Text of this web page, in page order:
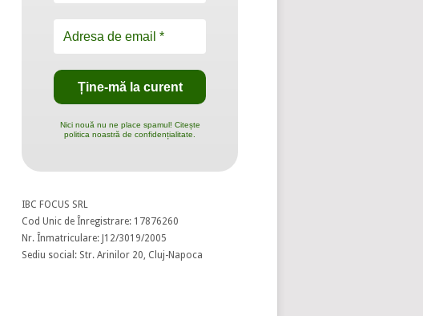
Nici nouă nu ne place spamul! Citește
politica noastră de confidențialitate.
IBC FOCUS SRL
Cod Unic de Înregistrare: 17876260
Nr. Înmatriculare: J12/3019/2005
Sediu social: Str. Arinilor 20, Cluj-Napoca